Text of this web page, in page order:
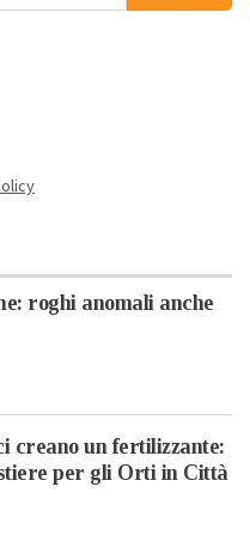
roghi anomali anche
creano un fertilizzante:
per gli Orti in Città